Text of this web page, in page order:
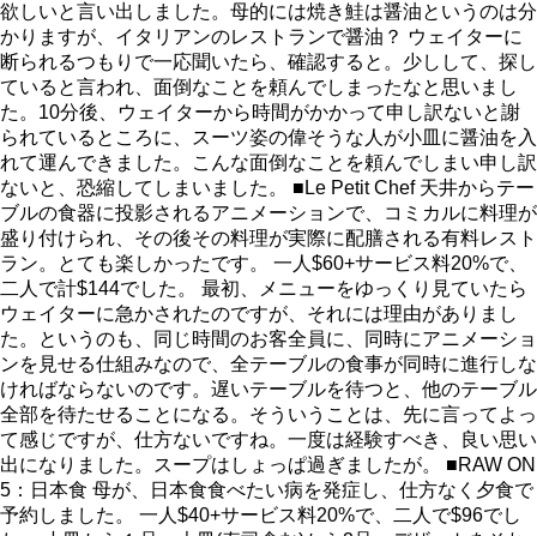
欲しいと言い出しました。母的には焼き鮭は醤油というのは分
かりますが、イタリアンのレストランで醤油？ ウェイターに
断られるつもりで一応聞いたら、確認すると。少しして、探し
ていると言われ、面倒なことを頼んでしまったなと思いまし
た。10分後、ウェイターから時間がかかって申し訳ないと謝
られているところに、スーツ姿の偉そうな人が小皿に醤油を入
れて運んできました。こんな面倒なことを頼んでしまい申し訳
ないと、恐縮してしまいました。 ■Le Petit Chef 天井からテー
ブルの食器に投影されるアニメーションで、コミカルに料理が
盛り付けられ、その後その料理が実際に配膳される有料レスト
ラン。とても楽しかったです。 一人$60+サービス料20%で、
二人で計$144でした。 最初、メニューをゆっくり見ていたら
ウェイターに急かされたのですが、それには理由がありまし
た。というのも、同じ時間のお客全員に、同時にアニメーショ
ンを見せる仕組みなので、全テーブルの食事が同時に進行しな
ければならないのです。遅いテーブルを待つと、他のテーブル
全部を待たせることになる。そういうことは、先に言ってよっ
て感じですが、仕方ないですね。一度は経験すべき、良い思い
出になりました。スープはしょっぱ過ぎましたが。 ■RAW ON
5：日本食 母が、日本食食べたい病を発症し、仕方なく夕食で
予約しました。 一人$40+サービス料20%で、二人で$96でし